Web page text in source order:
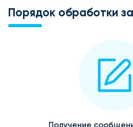
Порядок обработки
Получение